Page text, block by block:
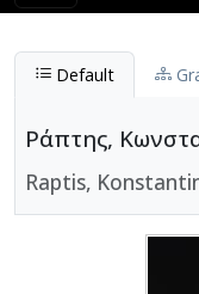
Default
Ράπτης,
Raptis,